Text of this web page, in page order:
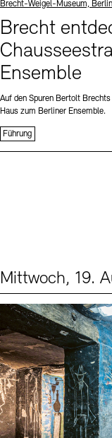
Standort
Brecht-Weigel-Museum, Berlin
Brecht
Ensemble
Auf den Spuren Bertolt
Haus zum Berliner Ensemble.
Führung
Mittwoch, 19.